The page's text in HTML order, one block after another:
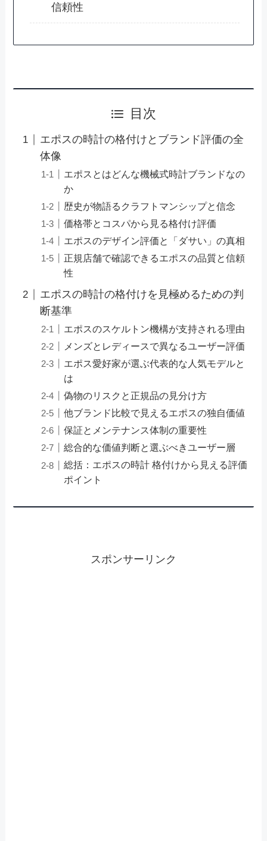
信頼性
目次
エポスの時計の格付けとブランド評価の全
体像
エポスとはどんな機械式時計ブランドなの
か
歴史が物語るクラフトマンシップと信念
価格帯とコスパから見る格付け評価
エポスのデザイン評価と「ダサい」の真相
正規店舗で確認できるエポスの品質と信頼
性
エポスの時計の格付けを見極めるための判
断基準
エポスのスケルトン機構が支持される理由
メンズとレディースで異なるユーザー評価
エポス愛好家が選ぶ代表的な人気モデルと
は
偽物のリスクと正規品の見分け方
他ブランド比較で見えるエポスの独自価値
保証とメンテナンス体制の重要性
総合的な価値判断と選ぶべきユーザー層
総括：エポスの時計 格付けから見える評価
ポイント
スポンサーリンク